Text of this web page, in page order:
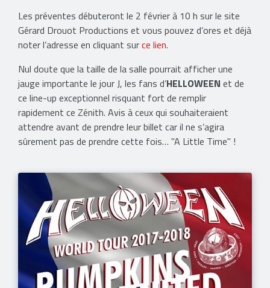
Les préventes débuteront le 2 février à 10 h sur le site
Gérard Drouot Productions et vous pouvez d’ores et déjà
noter l’adresse en cliquant surce lien.
Nul doute que la taille de la salle pourrait afficher une
jauge importante le jour J, les fans d’HELLOWEEN et de
ce line-up exceptionnel risquant fort de remplir
rapidement ce Zénith. Avis à ceux qui souhaiteraient
attendre avant de prendre leur billet car il ne s’agira
sûrement pas de prendre cette fois… "A Little Time" !